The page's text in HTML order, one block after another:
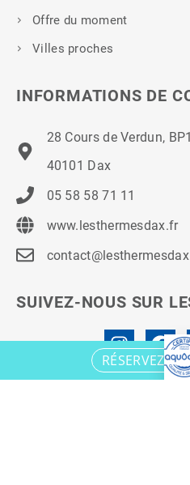
RÉSERVEZ
Offre du moment
Villes proches
INFORMATIONS DE
28 Cours de Verdun,
40101 Dax
05 58 58 71 11
www.lesthermesdax.fr
SUIVEZ-NOUS SUR